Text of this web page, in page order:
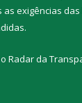
exigências das
Radar da